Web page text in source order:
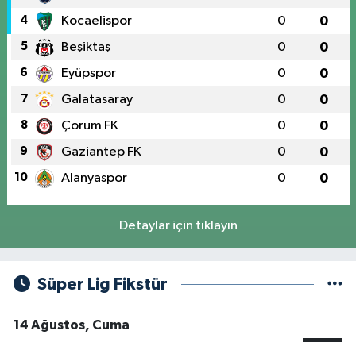
4 Kocaelispor 0 0
5 Beşiktaş 0 0
6 Eyüpspor 0 0
7 Galatasaray 0 0
8 Çorum FK 0 0
9 Gaziantep FK 0 0
10 Alanyaspor 0 0
Detaylar için tıklayın
Süper Lig Fikstür
14 Ağustos, Cuma